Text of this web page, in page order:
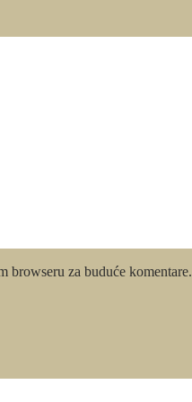
browseru za buduće komentare.